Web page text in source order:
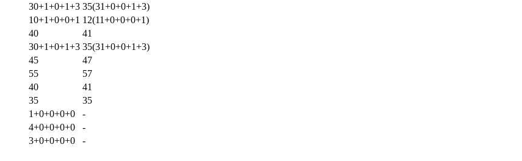
30+1+0+1+3 35(31+0+0+1+3)
10+1+0+0+1 12(11+0+0+0+1)
40
41
30+1+0+1+3 35(31+0+0+1+3)
45
47
55
57
40
41
35
35
1+0+0+0+0
-
4+0+0+0+0
-
3+0+0+0+0
-